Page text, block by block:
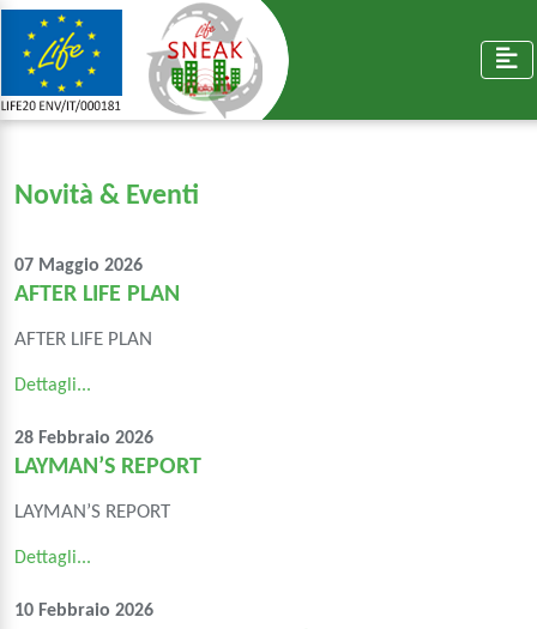
Novità & Eventi
07 Maggio 2026
AFTER LIFE PLAN
AFTER LIFE PLAN
Dettagli...
28 Febbraio 2026
LAYMAN’S REPORT
LAYMAN’S REPORT
Dettagli...
10 Febbraio 2026